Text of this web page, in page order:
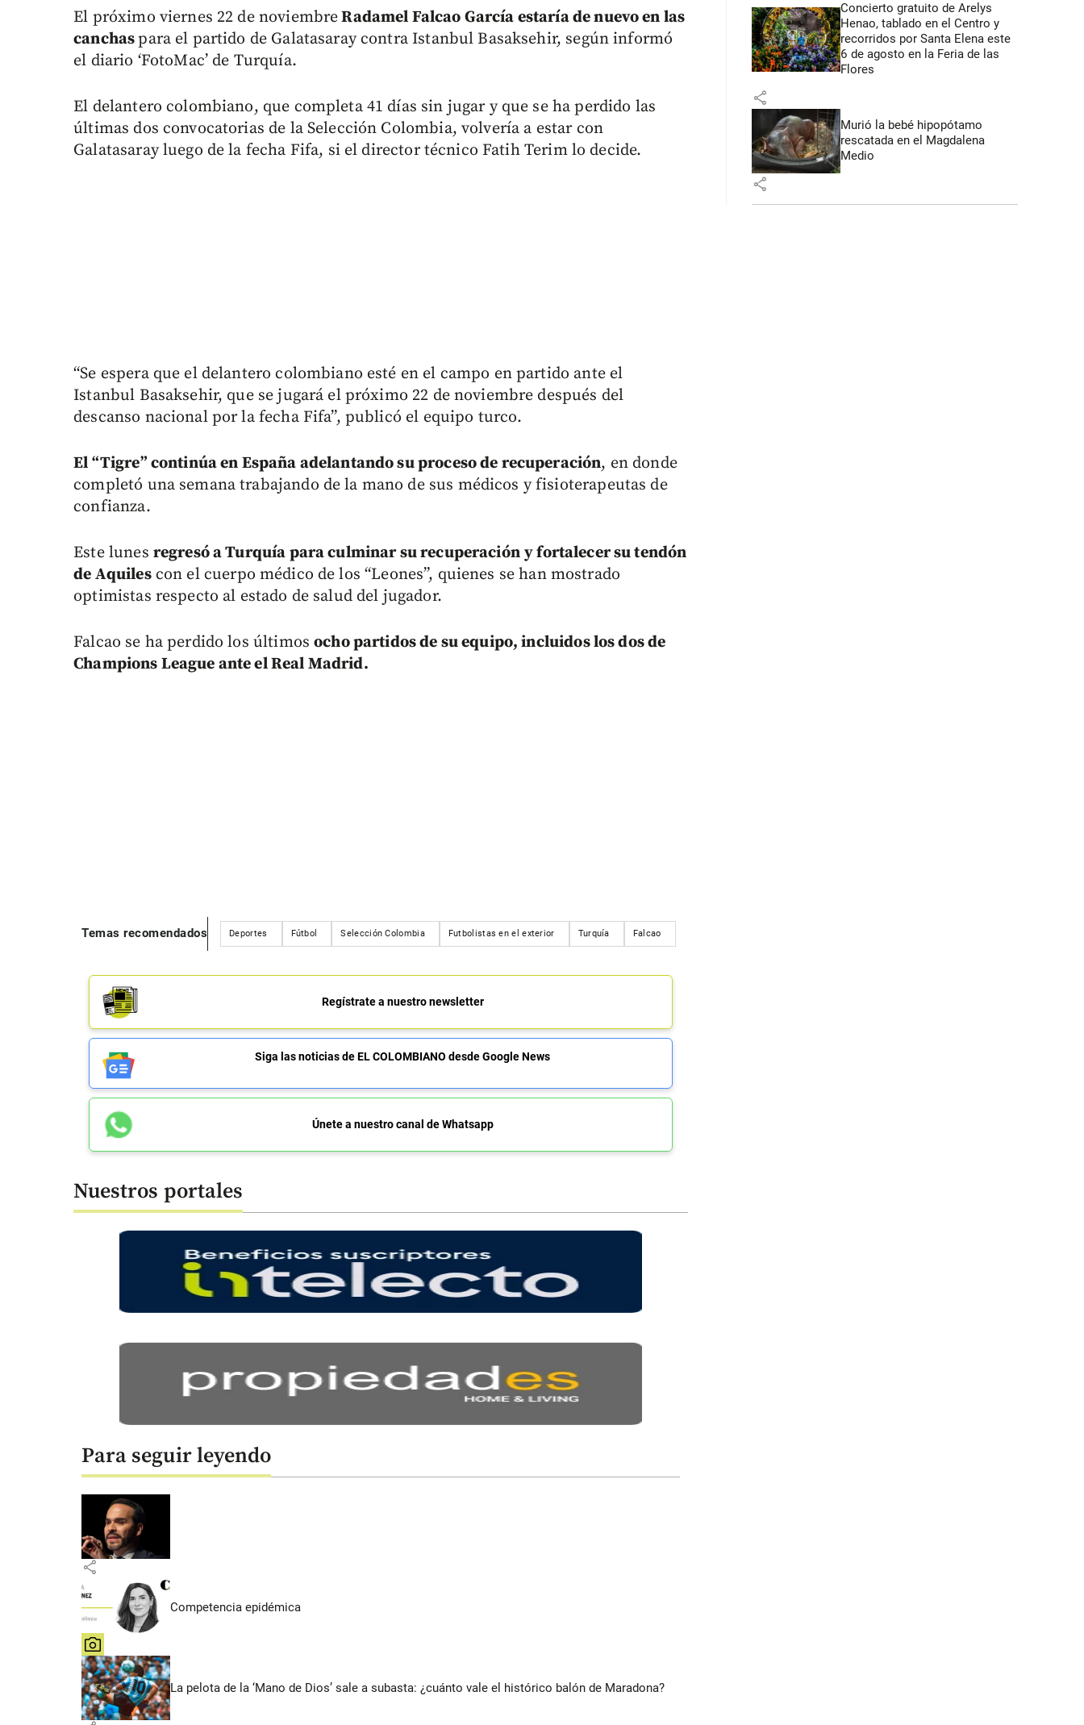
El próximo viernes 22 de noviembreRadamel Falcao García estaría de nuevo en las
canchaspara el partido de Galatasaray contra Istanbul Basaksehir, según informó
el diario ‘FotoMac’ de Turquía.
El delantero colombiano, que completa 41 días sin jugar y que se ha perdido las
últimas dos convocatorias de la Selección Colombia, volvería a estar con
Galatasaray luego de la fecha Fifa, si el director técnico Fatih Terim lo decide.
“Se espera que el delantero colombiano esté en el campo en partido ante el
Istanbul Basaksehir, que se jugará el próximo 22 de noviembre después del
descanso nacional por la fecha Fifa”, publicó el equipo turco.
El “Tigre” continúa en España adelantando su proceso de recuperación, en donde
completó una semana trabajando de la mano de sus médicos y fisioterapeutas de
confianza.
Este lunes regresó a Turquía para culminar su recuperación y fortalecer su tendón
de Aquilescon el cuerpo médico de los “Leones”, quienes se han mostrado
optimistas respecto al estado de salud del jugador.
Falcao se ha perdido los últimosocho partidos de su equipo, incluidos los dos de
Champions League ante el Real Madrid.
Temas recomendados Deportes Fútbol Selección Colombia Futbolistas en el exterior Turquía Falcao
Regístrate a nuestro newsletter
Siga las noticias de EL COLOMBIANO desde Google News
Únete a nuestro canal de Whatsapp
Nuestros portales
Para seguir leyendo
share
Competencia epidémica
share
La pelota de la ‘Mano de Dios’ sale a subasta: ¿cuánto vale el histórico balón de Maradona?
Concierto gratuito de Arelys
Henao, tablado en el Centro y
recorridos por Santa Elena este
6 de agosto en la Feria de las
Flores
share
Murió la bebé hipopótamo
rescatada en el Magdalena
Medio
share